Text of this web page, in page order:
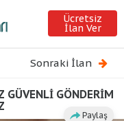
Ücretsiz
İlan Ver
Sonraki İlan
GÖNDERİM
Paylaş